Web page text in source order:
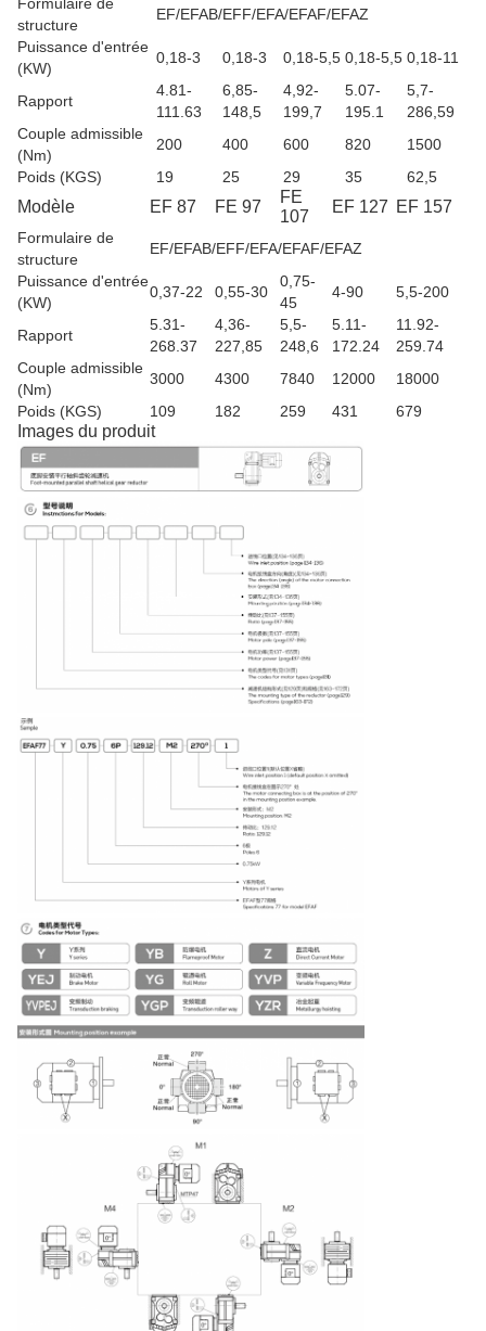
structure
EF/EFAB/EFF/EFA/EFAF/EFAZ
Puissance d'entrée
(KW)
0,18-3 0,18-3 0,18-5,5 0,18-5,5 0,18-11
Rapport
4.81-
111.63
6,85-
148,5
4,92-
199,7
5.07-
195.1
5,7-
286,59
Couple admissible
(Nm)
200 400 600 820
1500
Poids (KGS)
19 25 29 35 62,5
Modèle EF 87 FE 97
FE
107
EF 127 EF 157
Formulaire de
structure
EF/EFAB/EFF/EFA/EFAF/EFAZ
Puissance d'entrée
(KW)
0,37-22 0,55-30
0,75-
45
4-90 5,5-200
Rapport
5.31-
268.37
4,36-
227,85
5,5-
248,6
5.11-
172.24
11.92-
259.74
Couple admissible
(Nm)
3000 4300 7840 12000
18000
Poids (KGS)
109 182 259 431 679
Images du produit